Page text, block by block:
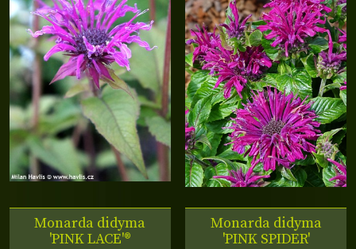
Monarda didyma
'PINK LACE'®
Monarda didyma
'PINK SPIDER'